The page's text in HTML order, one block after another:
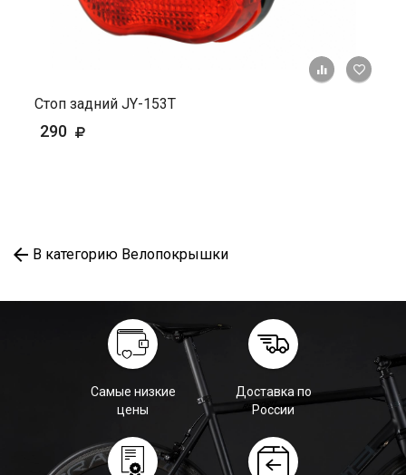
+ К
Стоп задний JY-153T
290
В категорию Велопокрышки
Самые низкие
цены
Доставка по
России